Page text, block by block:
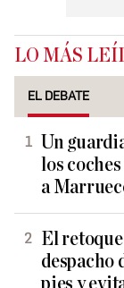
LO MÁS
EL DEBATE
Un
los
a
El
despacho